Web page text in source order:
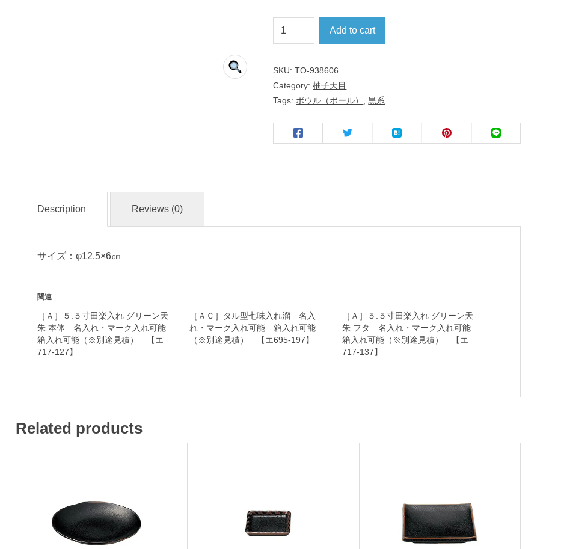
柚
子
目
４
.
マ
ー
ク
可
箱
能
（
Add to cart
SKU:TO-938606
Category:柚子天目
Tags: ボウル（ボール） ,黒系
Description Reviews (0)
サイズ：φ12.5×6㎝
関連
［Ａ］５.５寸田楽入れ グリーン天
朱 本体 名入れ・マーク入れ可能
箱入れ可能（※別途見積） 【エ
717-127】
［ＡＣ］タル型七味入れ溜 名入
れ・マーク入れ可能 箱入れ可能
（※別途見積） 【エ695-197】
［Ａ］５.５寸田楽入れ グリーン天
朱 フタ 名入れ・マーク入れ可能
箱入れ可能（※別途見積） 【エ
717-137】
Related products